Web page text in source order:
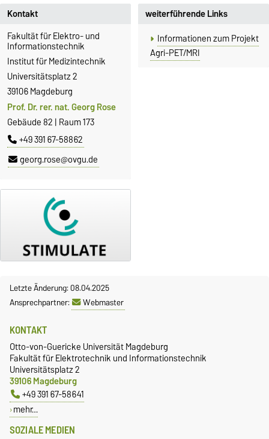
Kontakt
Fakultät für Elektro- und
Informationstechnik
Institut für Medizintechnik
Universitätsplatz 2
39106 Magdeburg
Prof. Dr. rer. nat. Georg Rose
Gebäude 82 | Raum 173
+49 391 67-58862
georg.rose@ovgu.de
weiterführende Links
Informationen zum Projekt
Agri-PET/MRI
Letzte Änderung: 08.04.2025
Ansprechpartner:
Webmaster
SOZIALE MEDIEN
KONTAKT
Otto-von-Guericke Universität Magdeburg
Fakultät für Elektrotechnik und Informationstechnik
Universitätsplatz 2
39106 Magdeburg
+49 391 67-58641
mehr…